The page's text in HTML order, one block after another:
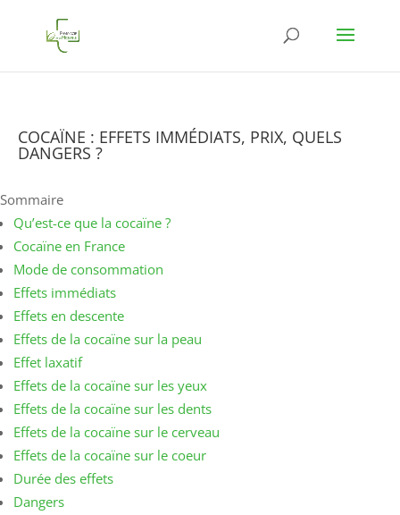
COCAÏNE : EFFETS IMMÉDIATS, PRIX, QUELS
DANGERS ?
Sommaire
Qu’est-ce que la cocaïne ?
Cocaïne en France
Mode de consommation
Effets immédiats
Effets en descente
Effets de la cocaïne sur la peau
Effet laxatif
Effets de la cocaïne sur les yeux
Effets de la cocaïne sur les dents
Effets de la cocaïne sur le cerveau
Effets de la cocaïne sur le coeur
Durée des effets
Dangers